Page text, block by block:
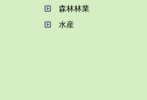
森林林業
⽔産